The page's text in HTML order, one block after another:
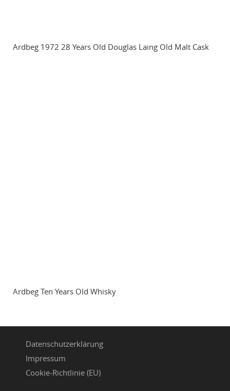
Ardbeg 1972 28 Years Old Douglas Laing Old Malt Cask
Ardbeg Ten Years Old Whisky
Datenschutzerklärung
Impressum
Cookie-Richtlinie (EU)